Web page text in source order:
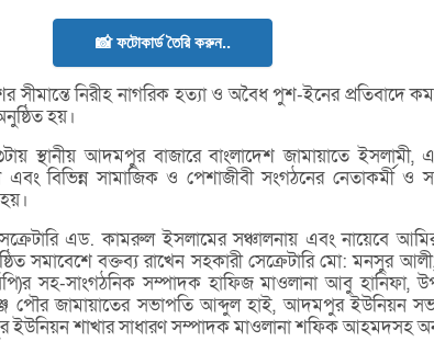
📸 ফটোকার্ড তৈরি করুন..
সীমান্তে নিরীহ নাগরিক হত্যা ও অবৈধ পুশ-ইনের প্রতিবাদে
হয়।
স্থানীয় আদমপুর বাজারে বাংলাদেশ জামায়াতে ইসলামী,
বিভিন্ন সামাজিক ও পেশাজীবী সংগঠনের নেতাকর্মী ও
এড. কামরুল ইসলামের সঞ্চালনায় এবং নায়েবে
সমাবেশে বক্তব্য রাখেন সহকারী সেক্রেটারি মো: মনসুর
সহ-সাংগঠনিক সম্পাদক হাফিজ মাওলানা আবু হানিফা,
জামায়াতের সভাপতি আব্দুল হাই, আদমপুর ইউনিয়ন
শাখার সাধারণ সম্পাদক মাওলানা শফিক আহমদসহ